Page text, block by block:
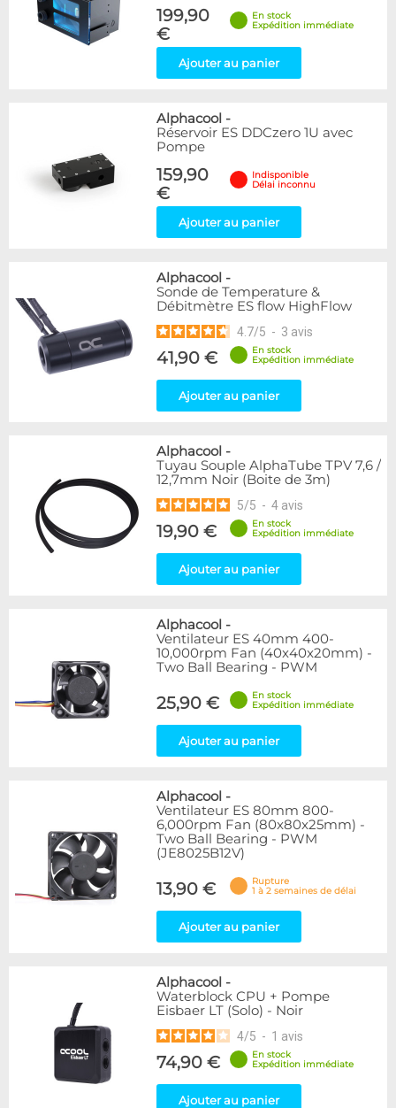
199,90
€
En stock
Expédition immédiate
Ajouter au panier
Alphacool -
Réservoir ES DDCzero 1U avec
Pompe
159,90
€
Indisponible
Délai inconnu
Ajouter au panier
Alphacool -
Sonde de Temperature &
Débitmètre ES flow HighFlow
4.7/5 - 3 avis
41,90 €
En stock
Expédition immédiate
Ajouter au panier
Alphacool -
Tuyau Souple AlphaTube TPV 7,6 /
12,7mm Noir (Boite de 3m)
5/5 - 4 avis
19,90 €
En stock
Expédition immédiate
Ajouter au panier
Alphacool -
Ventilateur ES 40mm 400-
10,000rpm Fan (40x40x20mm) -
Two Ball Bearing - PWM
25,90 €
En stock
Expédition immédiate
Ajouter au panier
Alphacool -
Ventilateur ES 80mm 800-
6,000rpm Fan (80x80x25mm) -
Two Ball Bearing - PWM
(JE8025B12V)
13,90 €
Rupture
1 à 2 semaines de délai
Ajouter au panier
Alphacool -
Waterblock CPU + Pompe
Eisbaer LT (Solo) - Noir
4/5 - 1 avis
74,90 €
En stock
Expédition immédiate
Ajouter au panier